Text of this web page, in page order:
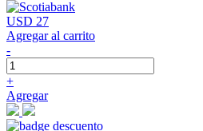
USD 27
Agregar al carrito
-
+
Agregar